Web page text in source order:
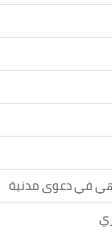
في دعوى مدنية